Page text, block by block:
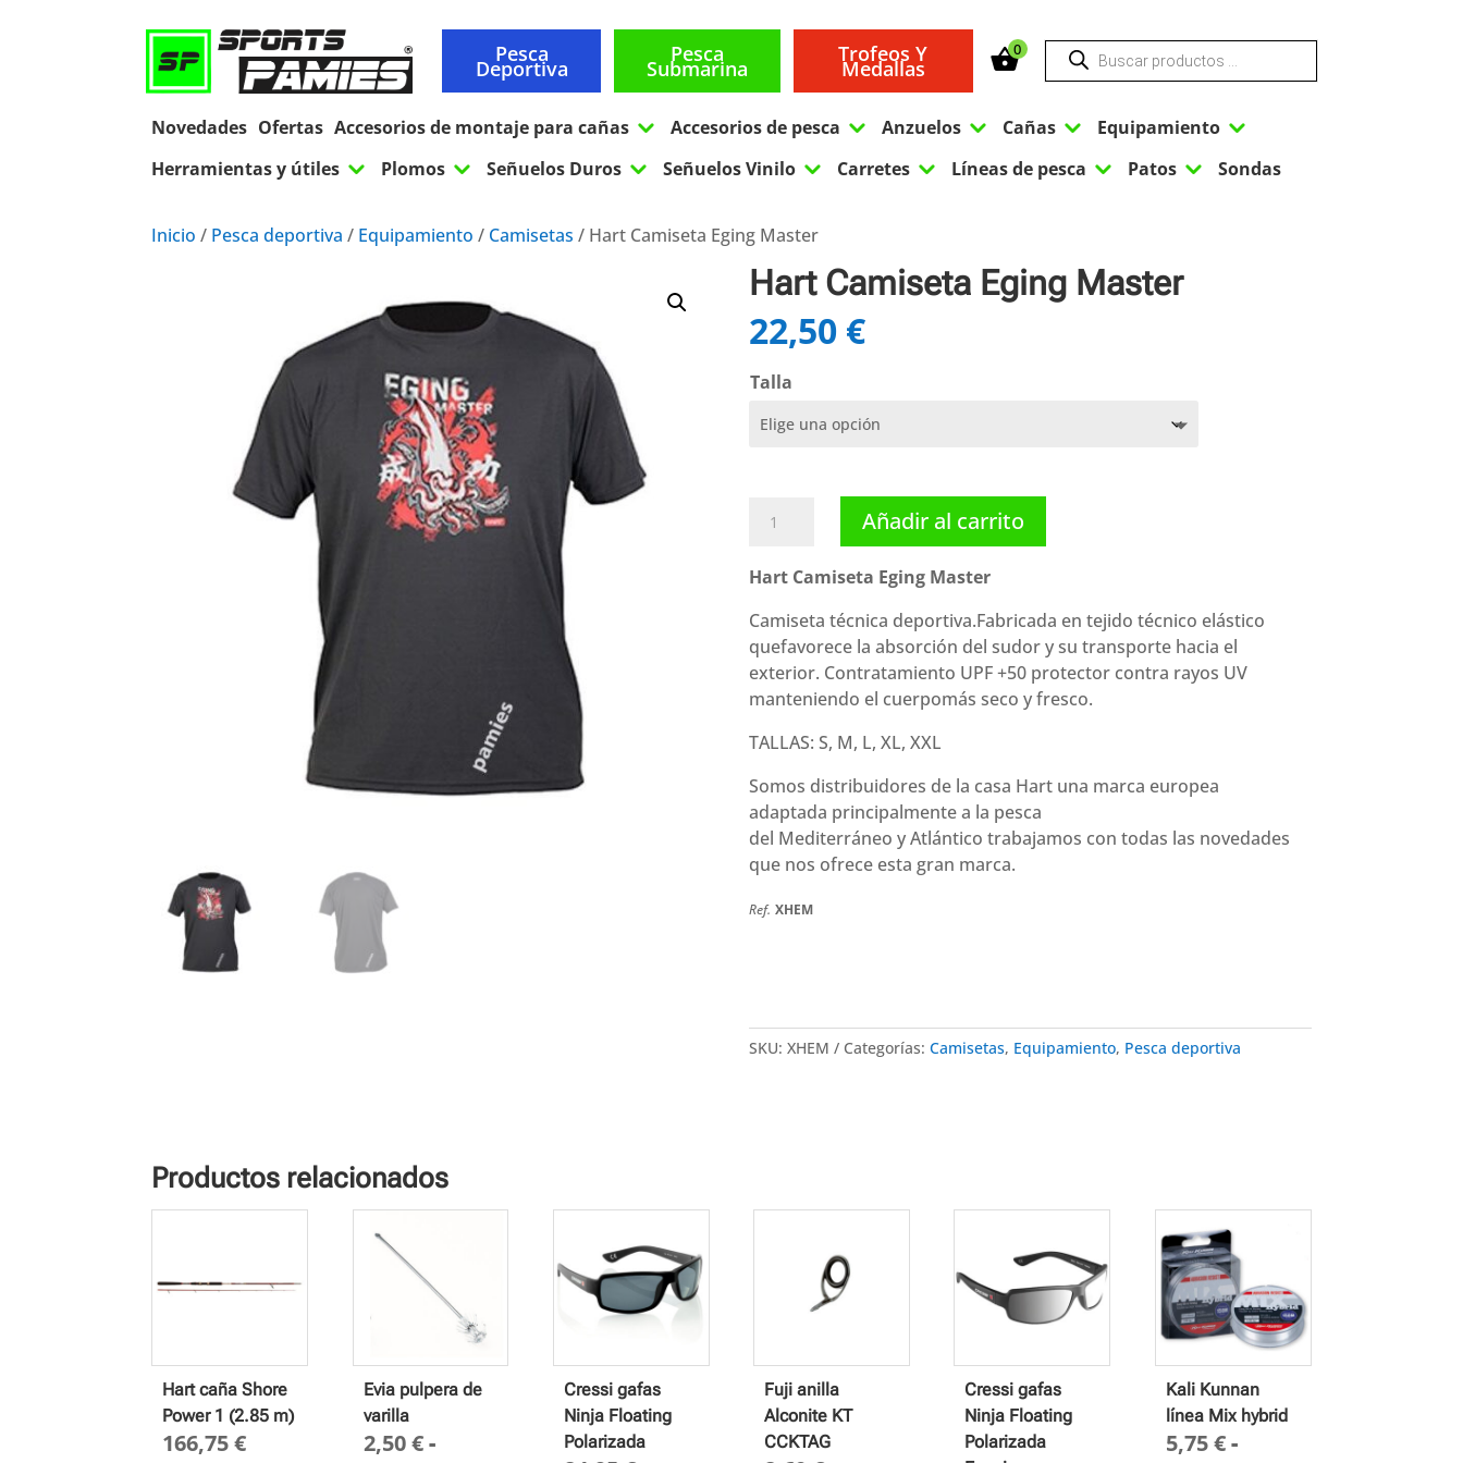
Pesca
Deportiva
Pesca
Submarina
Trofeos Y
Medallas
0 Búsqueda
productos
Novedades Ofertas Accesorios de montaje para cañas 3 Accesorios de pesca 3 Anzuelos 3 Cañas 3 Equipamiento 3
Herramientas y útiles 3 Plomos 3 Señuelos Duros 3 Señuelos Vinilo 3 Carretes 3 Líneas de pesca 3 Patos 3 Sondas
Inicio / Pesca deportiva / Equipamiento / Camisetas / Hart Camiseta Eging Master
Hart Camiseta Eging Master
22,50 €
Talla
Camiseta
Master
cantidad
Añadir al carrito
Hart Camiseta Eging Master
Camiseta técnica deportiva.Fabricada en tejido técnico elástico
quefavorece la absorción del sudor y su transporte hacia el
exterior. Contratamiento UPF +50 protector contra rayos UV
manteniendo el cuerpomás seco y fresco.
TALLAS: S, M, L, XL, XXL
Somos distribuidores de la casa Hartuna marca europea
adaptada principalmente a la pesca
del Mediterráneo y Atlántico trabajamos con todas las novedades
que nos ofrece esta gran marca.
Ref. XHEM
SKU: XHEM Categorías: Camisetas, Equipamiento, Pesca deportiva
Productos relacionados
Hart caña Shore
Power 1 (2.85 m)
166,75€
Evia pulpera de
varilla
2,50€-
Cressi gafas
Ninja Floating
Polarizada
Fuji anilla
Alconite KT
CCKTAG
Cressi gafas
Ninja Floating
Polarizada
Kali Kunnan
línea Mix hybrid
5,75€-